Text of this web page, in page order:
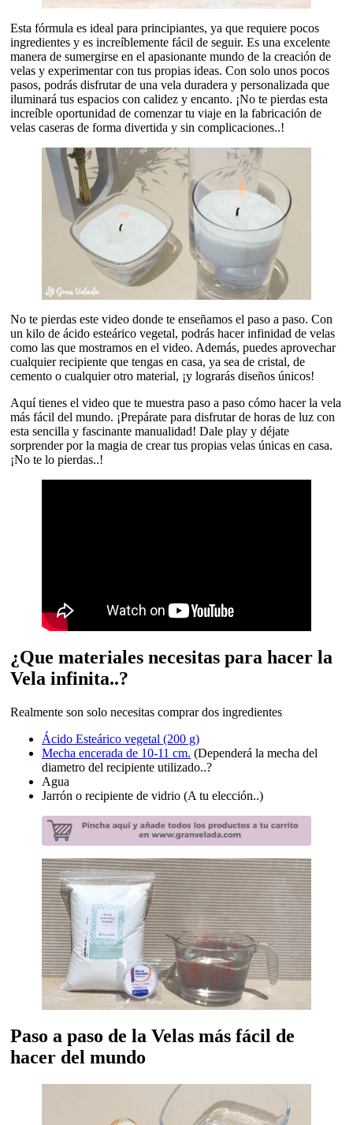
Esta fórmula es ideal para principiantes, ya que requiere pocos
ingredientes y es increíblemente fácil de seguir. Es una excelente
manera de sumergirse en el apasionante mundo de la creación de
velas y experimentar con tus propias ideas. Con solo unos pocos
pasos, podrás disfrutar de una vela duradera y personalizada que
iluminará tus espacios con calidez y encanto. ¡No te pierdas esta
increíble oportunidad de comenzar tu viaje en la fabricación de
velas caseras de forma divertida y sin complicaciones..!
No te pierdas este video donde te enseñamos el paso a paso. Con
un kilo de ácido esteárico vegetal, podrás hacer infinidad de velas
como las que mostramos en el video. Además, puedes aprovechar
cualquier recipiente que tengas en casa, ya sea de cristal, de
cemento o cualquier otro material, ¡y lograrás diseños únicos!
Aquí tienes el video que te muestra paso a paso cómo hacer la vela
más fácil del mundo. ¡Prepárate para disfrutar de horas de luz con
esta sencilla y fascinante manualidad! Dale play y déjate
sorprender por la magia de crear tus propias velas únicas en casa.
¡No te lo pierdas..!
¿Que materiales necesitas para hacer la
Vela infinita..?
Realmente son solo necesitas comprar dos ingredientes
Ácido Esteárico vegetal (200 g)
Mecha encerada de 10-11 cm. (Dependerá la mecha del
diametro del recipiente utilizado..?
Agua
Jarrón o recipiente de vidrio (A tu elección..)
Paso a paso de la Velas más fácil de
hacer del mundo